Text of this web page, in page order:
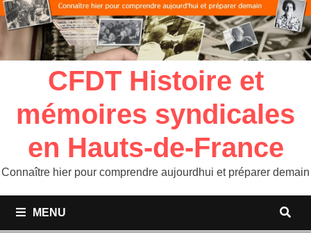
CFDT Histoire et
mémoires syndicales
en Hauts-de-France
Connaître hier pour comprendre aujourdhui et préparer demain
MENU